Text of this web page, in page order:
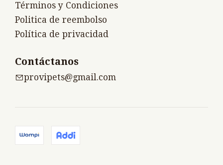
Términos y Condiciones
Politica de reembolso
Política de privacidad
Contáctanos
provipets@gmail.com